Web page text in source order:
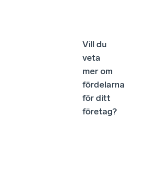
Vill du
veta
mer om
fördelarna
för ditt
företag?